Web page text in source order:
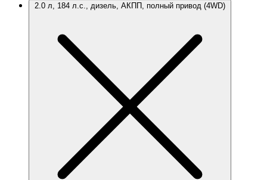
2.0 л, 184 л.с., дизель, АКПП, полный привод (4WD)